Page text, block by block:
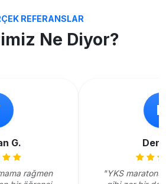
REFERANSLAR
Ne Diyor?
G.
rağmen
D
"YKS